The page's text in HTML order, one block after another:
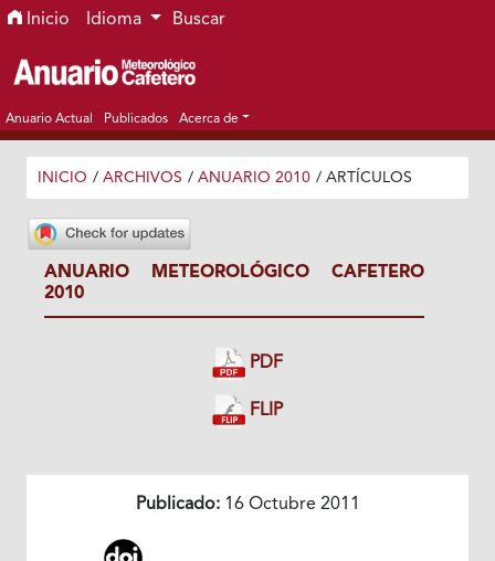
Ir al menú de navegación principal
Ir al contenido principal
Ir al pie de página del sitio
Inicio Idioma Buscar
Anuario Actual Publicados Acerca de
INICIO / ARCHIVOS / ANUARIO 2010 / ARTÍCULOS
ANUARIO METEOROLÓGICO CAFETERO
2010
PDF
FLIP
Publicado:16 Octubre 2011